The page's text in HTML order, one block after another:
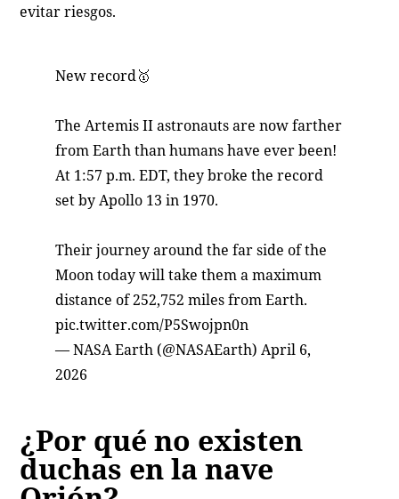
evitar riesgos.
New record🥇
The Artemis II astronauts are now farther
from Earth than humans have ever been!
At 1:57 p.m. EDT, they broke the record
set by Apollo 13 in 1970.
Their journey around the far side of the
Moon today will take them a maximum
distance of 252,752 miles from Earth.
pic.twitter.com/P5Swojpn0n
— NASA Earth (@NASAEarth)April 6,
2026
¿Por qué no existen
duchas en la nave